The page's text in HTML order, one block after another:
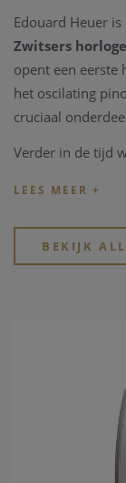
Edouard Heuer
Zwitsers
opent een
het oscilating
cruciaal
Verder in de tijd
dashbord van
het eerste
Jack Heuer zet
piloten. De
vinden in het
tijdens de film
het eerste
riemen, in het
gewonnen op
BEKIJK